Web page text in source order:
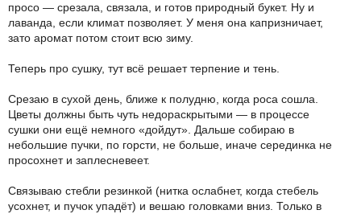
просо — срезала, связала, и готов природный букет. Ну и
лаванда, если климат позволяет. У меня она капризничает,
зато аромат потом стоит всю зиму.
Теперь про сушку, тут всё решает терпение и тень.
Срезаю в сухой день, ближе к полудню, когда роса сошла.
Цветы должны быть чуть недораскрытыми — в процессе
сушки они ещё немного «дойдут». Дальше собираю в
небольшие пучки, по горсти, не больше, иначе серединка не
просохнет и заплесневеет.
Связываю стебли резинкой (нитка ослабнет, когда стебель
усохнет, и пучок упадёт) и вешаю головками вниз. Только в